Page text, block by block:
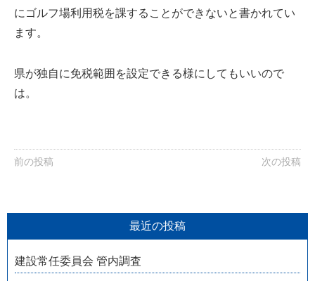
にゴルフ場利用税を課することができないと書かれてい
ます。
県が独自に免税範囲を設定できる様にしてもいいので
は。
前の投稿 次の投稿
最近の投稿
建設常任委員会 管内調査